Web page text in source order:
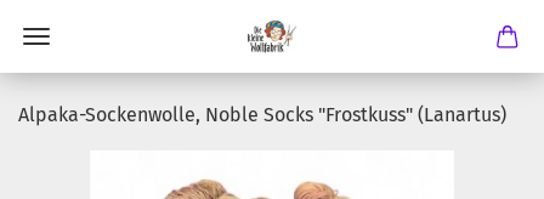
Alpaka-Sockenwolle, Noble Socks "Frostkuss" (Lanartus)